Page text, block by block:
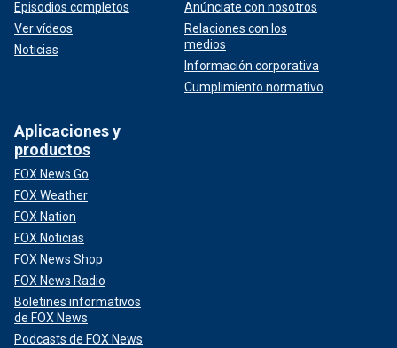
Episodios completos
Ver vídeos
Noticias
Anúnciate con nosotros
Relaciones con los
medios
Información corporativa
Cumplimiento normativo
Aplicaciones y
productos
FOX News Go
FOX Weather
FOX Nation
FOX Noticias
FOX News Shop
FOX News Radio
Boletines informativos
de FOX News
Podcasts de FOX News